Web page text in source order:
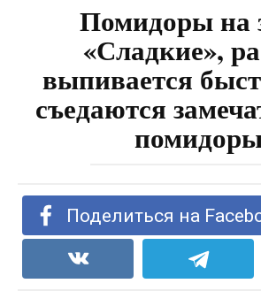
Помидоры на
«Сладкие»,
выпивается
съедаются
Поделиться на